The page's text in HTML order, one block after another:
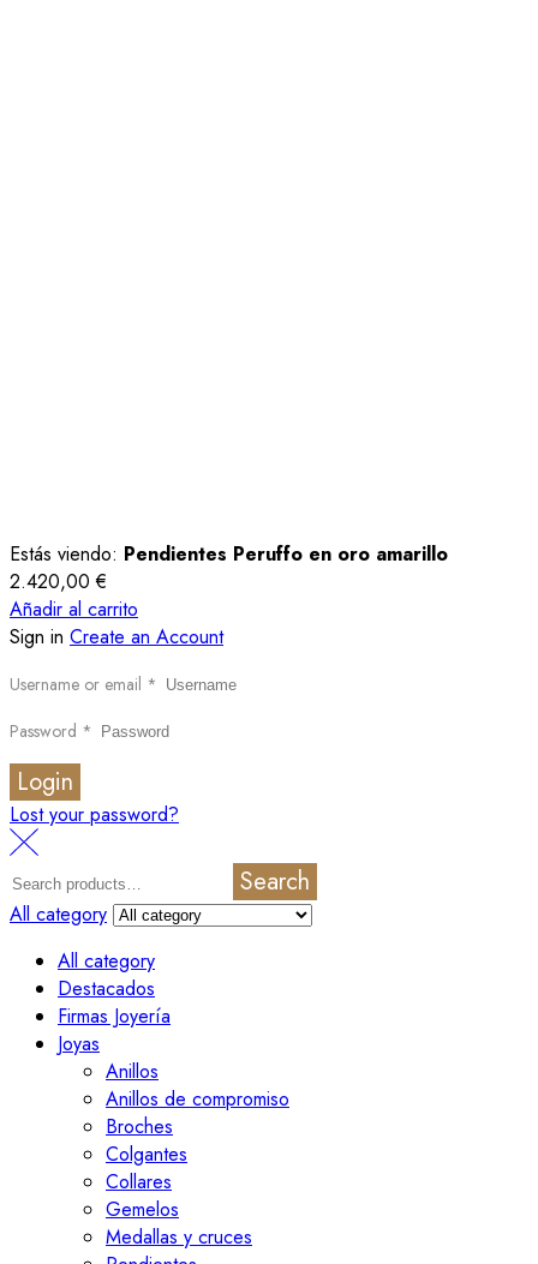
Estás viendo: Pendientes Peruffo en oro amarillo
2.420,00€
Añadir al carrito
Sign in Create an Account
Username or email *
Password *
Login
Lost your password?
Search
All category
All category
Destacados
Firmas Joyería
Joyas
Anillos
Anillos de compromiso
Broches
Colgantes
Collares
Gemelos
Medallas y cruces